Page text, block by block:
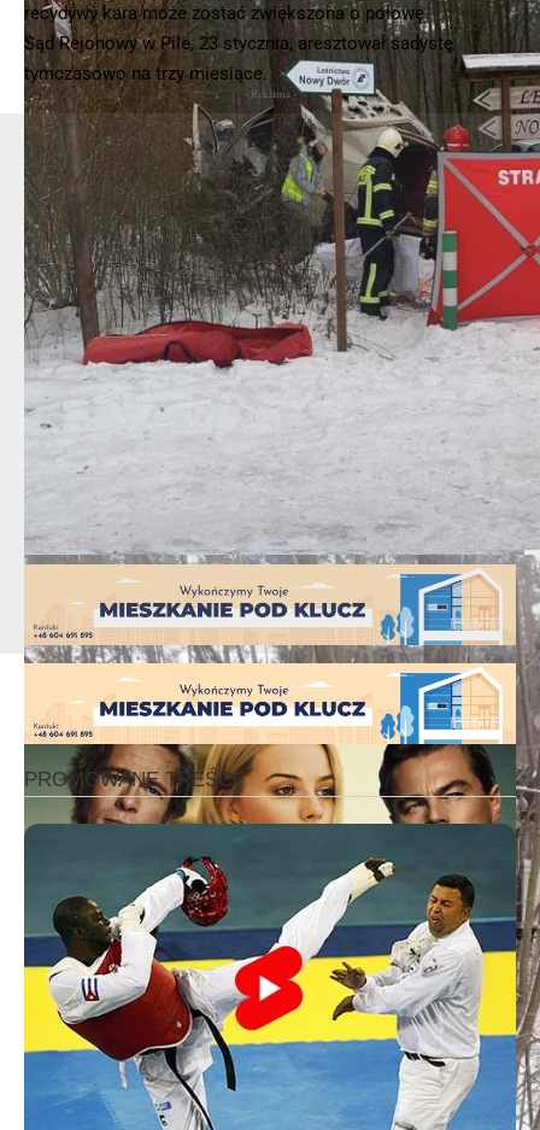
recydywy kara może zostać zwiększona o połowę.
Sąd Rejonowy w Pile, 23 stycznia, aresztował sadystę
tymczasowo na trzy miesiące.
- Reklama -